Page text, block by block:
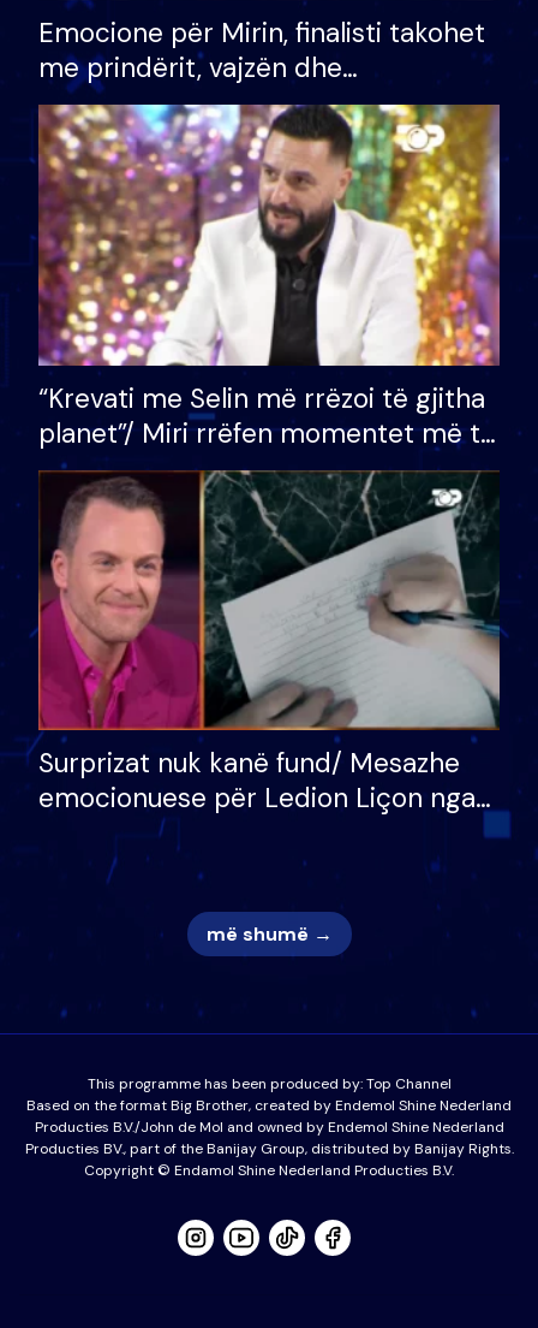
Emocione për Mirin, finalisti takohet
me prindërit, vajzën dhe
bashkëshorten: S’kemi ndonjë letër
divorci apo jo?
“Krevati me Selin më rrëzoi të gjitha
planet”/ Miri rrëfen momentet më të
bukura në shtëpinë e BB VIP: Do më
mungojë zilja e mëngjesit kur…
Surprizat nuk kanë fund/ Mesazhe
emocionuese për Ledion Liçon nga
nëna dhe fëmijët e tij, moderatori
nuk i mban dot lotët: Nuk meritoj…
më shumë →
This programme has been produced by:Top Channel
Based on the format Big Brother, created by Endemol Shine Nederland
Producties B.V./John de Mol and owned by Endemol Shine Nederland
Producties BV., part of the Banijay Group, distributed by Banijay Rights.
Copyright © Endamol Shine Nederland Producties B.V.